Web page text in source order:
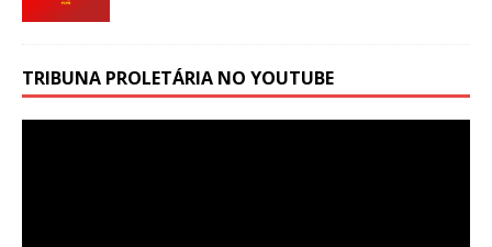
TRIBUNA PROLETÁRIA NO YOUTUBE